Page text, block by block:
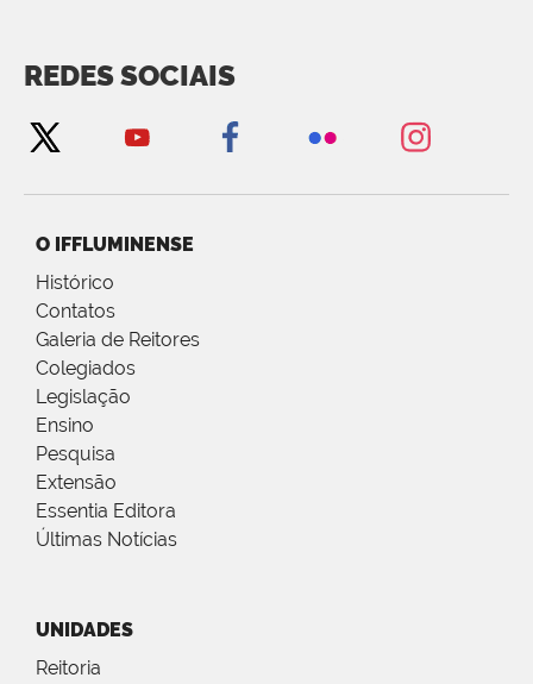
REDES SOCIAIS
O IFFLUMINENSE
Histórico
Contatos
Galeria de Reitores
Colegiados
Legislação
Ensino
Pesquisa
Extensão
Essentia Editora
Últimas Notícias
UNIDADES
Reitoria